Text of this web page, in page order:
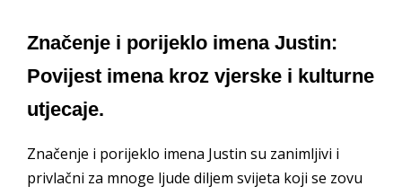
Značenje i porijeklo imena Justin:
Povijest imena kroz vjerske i kulturne
utjecaje.
Značenje i porijeklo imena Justin su zanimljivi i
privlačni za mnoge ljude diljem svijeta koji se zovu